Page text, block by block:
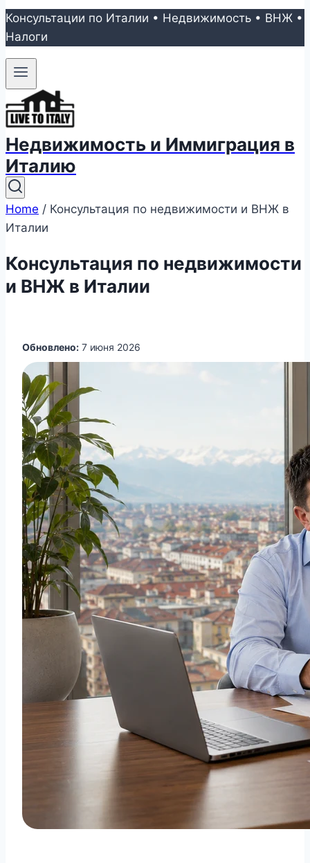
Консультации по Италии • Недвижимость • ВНЖ •
Налоги
Недвижимость и Иммиграция в
Италию
Home / Консультация по недвижимости и ВНЖ в
Италии
Консультация по недвижимости
и ВНЖ в Италии
Обновлено: 7 июня 2026